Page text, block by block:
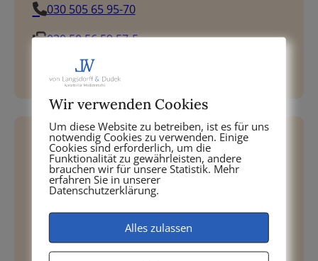
030 505 65 95-70
030 50 56 59 57-5
udo.langsdorff@lw-recht.de
Kontaktieren Sie uns jetzt und
wir helfen Ihnen.
Wir verwenden Cookies
Um diese Website zu betreiben, ist es für uns
notwendig Cookies zu verwenden. Einige
Cookies sind erforderlich, um die
Funktionalität zu gewährleisten, andere
brauchen wir für unsere Statistik. Mehr
erfahren Sie in unserer
Datenschutzerklärung.
Alles zulassen